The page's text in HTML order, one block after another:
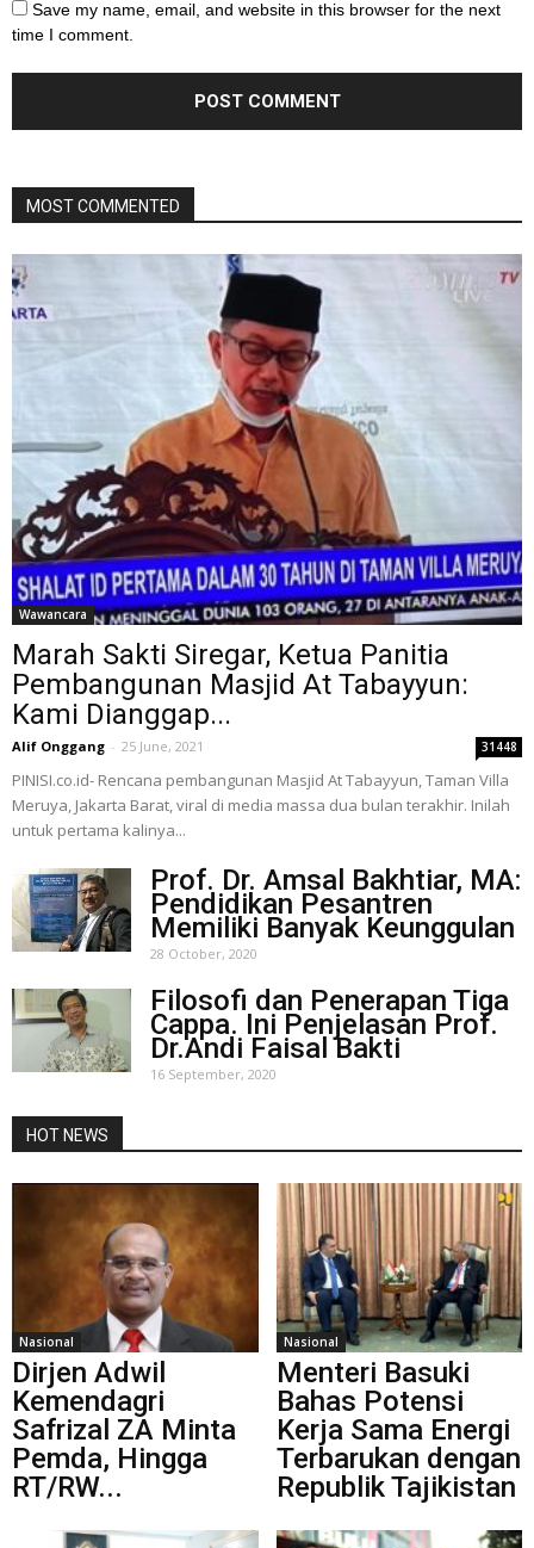
Save my name, email, and website in this browser for the next
time I comment.
MOST COMMENTED
Wawancara
Marah Sakti Siregar, Ketua Panitia
Pembangunan Masjid At Tabayyun:
Kami Dianggap...
Alif Onggang - 25 June, 2021 31448
PINISI.co.id- Rencana pembangunan Masjid At Tabayyun, Taman Villa
Meruya, Jakarta Barat, viral di media massa dua bulan terakhir. Inilah
untuk pertama kalinya...
Prof. Dr. Amsal Bakhtiar, MA:
Pendidikan Pesantren
Memiliki Banyak Keunggulan
28 October, 2020
Filosofi dan Penerapan Tiga
Cappa. Ini Penjelasan Prof.
Dr.Andi Faisal Bakti
16 September, 2020
HOT NEWS
Nasional
Dirjen Adwil
Kemendagri
Safrizal ZA Minta
Pemda, Hingga
RT/RW...
Nasional
Menteri Basuki
Bahas Potensi
Kerja Sama Energi
Terbarukan dengan
Republik Tajikistan